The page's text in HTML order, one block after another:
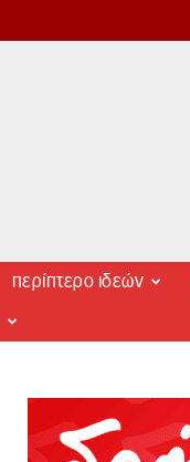
περίπτερο ιδεών